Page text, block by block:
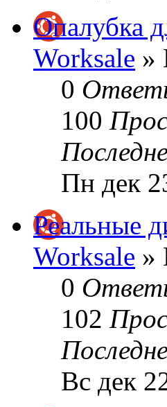
Опалубка
Worksale »
0
100
Пн дек
Реальные
Worksale »
0
102
Вс дек